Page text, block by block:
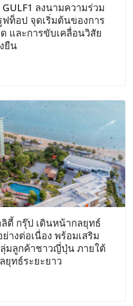
ลงนามความร่วม
ท็อป จุดเริ่มต้นของการ
และการขับเคลื่อนวิสัย
ยืน
ตี้ กรุ๊ป เดินหน้ากลยุทธ์
างต่อเนื่อง พร้อมเสริม
มลูกค้าชาวญี่ปุ่น ภายใต้
ทธ์ระยะยาว